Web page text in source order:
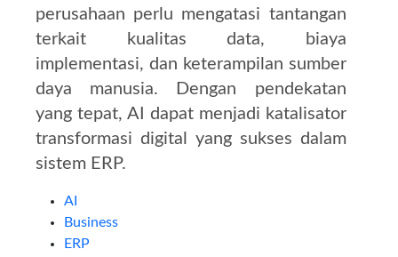
perusahaan perlu mengatasi tantangan
terkait kualitas data, biaya
implementasi, dan keterampilan sumber
daya manusia.
Dengan pendekatan
yang tepat, AI dapat menjadi katalisator
transformasi digital yang sukses dalam
sistem ERP.
AI
Business
ERP